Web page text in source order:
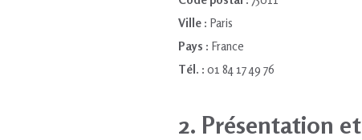
Ville : Paris
Pays : France
Tél. : 01 84 17 49 76
2. Présentation